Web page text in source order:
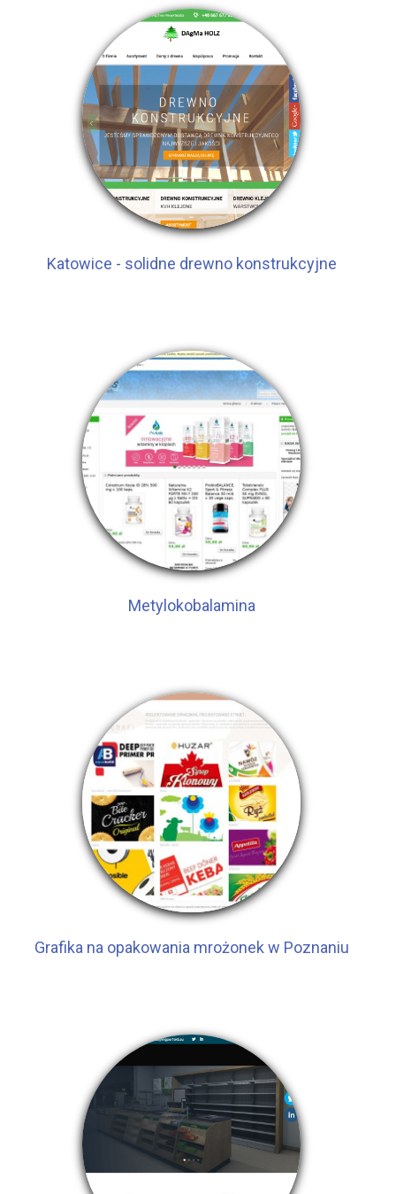
Katowice - solidne drewno konstrukcyjne
Metylokobalamina
Grafika na opakowania mrożonek w Poznaniu